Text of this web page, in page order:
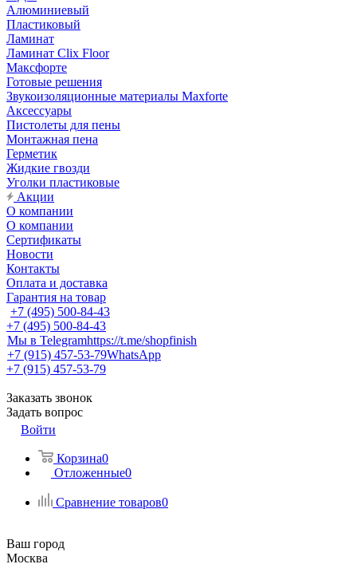
Алюминиевый
Пластиковый
Ламинат
Ламинат Clix Floor
Максфорте
Готовые решения
Звукоизоляционные материалы Maxforte
Аксессуары
Пистолеты для пены
Монтажная пена
Герметик
Жидкие гвозди
Уголки пластиковые
Акции
О компании
О компании
Сертификаты
Новости
Контакты
Оплата и доставка
Гарантия на товар
+7 (495) 500-84-43
+7 (495) 500-84-43
Мы в Telegramhttps://t.me/shopfinish
+7 (915) 457-53-79WhatsApp
+7 (915) 457-53-79
Заказать звонок
Задать вопрос
Войти
Корзина0
Отложенные0
Сравнение товаров0
Ваш город
Москва